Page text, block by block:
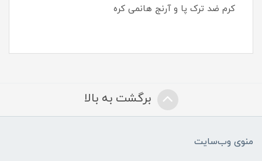
کرم ضد ترک پا و آرنج هانمی کره
برگشت به بالا
منوی وب‌سایت